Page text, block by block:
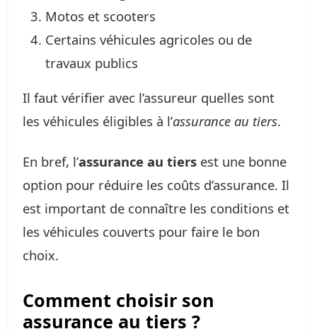
Motos et scooters
Certains véhicules agricoles ou de
travaux publics
Il faut vérifier avec l’assureur quelles sont
les véhicules éligibles à l’assurance au tiers.
En bref, l’assurance au tiers est une bonne
option pour réduire les coûts d’assurance. Il
est important de connaître les conditions et
les véhicules couverts pour faire le bon
choix.
Comment choisir son
assurance au tiers ?